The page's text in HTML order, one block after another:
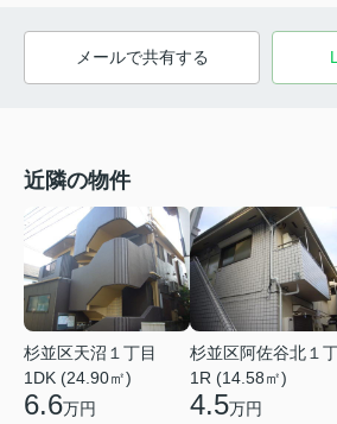
メールで共有する
近隣の物件
杉並区天沼１丁目
1DK (24.90㎡)
6.6万円
杉並区阿佐谷北１
1R (14.58㎡)
4.5万円